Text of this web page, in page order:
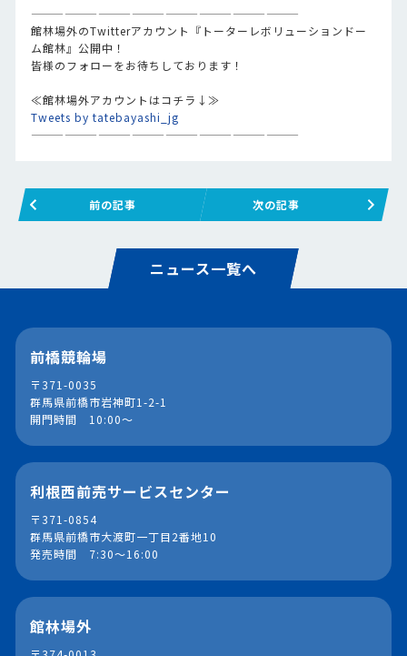
————————————————————————
館林場外のTwitterアカウント『トーターレボリューションドー
ム館林』公開中！
皆様のフォローをお待ちしております！
≪館林場外アカウントはコチラ↓≫
Tweets by tatebayashi_jg
————————————————————————
前の記事 次の記事
ニュース一覧へ
前橋競輪場
〒371-0035
群馬県前橋市岩神町1-2-1
開門時間 10:00～
利根西前売サービスセンター
〒371-0854
群馬県前橋市大渡町一丁目2番地10
発売時間 7:30～16:00
館林場外